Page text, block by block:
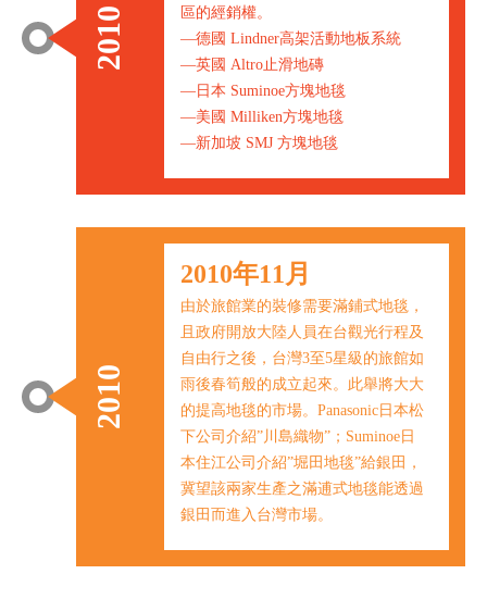
2010
區的經銷權。
—德國 Lindner高架活動地板系統
—英國 Altro止滑地磚
—日本 Suminoe方塊地毯
—美國 Milliken方塊地毯
—新加坡 SMJ 方塊地毯
2010
2010年11月
由於旅館業的裝修需要滿鋪式地毯，
且政府開放大陸人員在台觀光行程及
自由行之後，台灣3至5星級的旅館如
雨後春筍般的成立起來。此舉將大大
的提高地毯的市場。Panasonic日本松
下公司介紹”川島織物”；Suminoe日
本住江公司介紹”堀田地毯”給銀田，
冀望該兩家生產之滿逋式地毯能透過
銀田而進入台灣市場。